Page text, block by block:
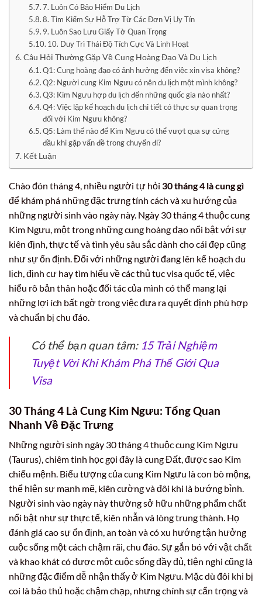
7. Luôn Có Bảo Hiểm Du Lịch
8. Tìm Kiếm Sự Hỗ Trợ Từ Các Đơn Vị Uy Tín
9. Luôn Sao Lưu Giấy Tờ Quan Trọng
10. Duy Trì Thái Độ Tích Cực Và Linh Hoạt
Câu Hỏi Thường Gặp Về Cung Hoàng Đạo Và Du Lịch
Q1: Cung hoàng đạo có ảnh hưởng đến việc xin visa không?
Q2: Người cung Kim Ngưu có nên du lịch một mình không?
Q3: Kim Ngưu hợp du lịch đến những quốc gia nào nhất?
Q4: Việc lập kế hoạch du lịch chi tiết có thực sự quan trọng
đối với Kim Ngưu không?
Q5: Làm thế nào để Kim Ngưu có thể vượt qua sự cứng
đầu khi gặp vấn đề trong chuyến đi?
Kết Luận
Chào đón tháng 4, nhiều người tự hỏi 30 tháng 4 là cung gì
để khám phá những đặc trưng tính cách và xu hướng của
những người sinh vào ngày này. Ngày 30 tháng 4 thuộc cung
Kim Ngưu, một trong những cung hoàng đạo nổi bật với sự
kiên định, thực tế và tình yêu sâu sắc dành cho cái đẹp cũng
như sự ổn định. Đối với những người đang lên kế hoạch du
lịch, định cư hay tìm hiểu về các thủ tục visa quốc tế, việc
hiểu rõ bản thân hoặc đối tác của mình có thể mang lại
những lợi ích bất ngờ trong việc đưa ra quyết định phù hợp
và chuẩn bị chu đáo.
Có thể bạn quan tâm: 15 Trải Nghiệm
Tuyệt Vời Khi Khám Phá Thế Giới Qua
Visa
30 Tháng 4 Là Cung Kim Ngưu: Tổng Quan
Nhanh Về Đặc Trưng
Những người sinh ngày 30 tháng 4 thuộc cung Kim Ngưu
(Taurus), chiêm tinh học gọi đây là cung Đất, được sao Kim
chiếu mệnh. Biểu tượng của cung Kim Ngưu là con bò mộng,
thể hiện sự mạnh mẽ, kiên cường và đôi khi là bướng bỉnh.
Người sinh vào ngày này thường sở hữu những phẩm chất
nổi bật như sự thực tế, kiên nhẫn và lòng trung thành. Họ
đánh giá cao sự ổn định, an toàn và có xu hướng tận hưởng
cuộc sống một cách chậm rãi, chu đáo. Sự gắn bó với vật chất
và khao khát có được một cuộc sống đầy đủ, tiện nghi cũng là
những đặc điểm dễ nhận thấy ở Kim Ngưu. Mặc dù đôi khi bị
coi là bảo thủ hoặc chậm chạp, nhưng chính sự cẩn trọng và